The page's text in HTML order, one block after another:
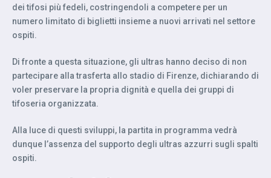
dei tifosi più fedeli, costringendoli a competere per un
numero limitato di biglietti insieme a nuovi arrivati nel settore
ospiti.
Di fronte a questa situazione, gli ultras hanno deciso di non
partecipare alla trasferta allo stadio di Firenze, dichiarando di
voler preservare la propria dignità e quella dei gruppi di
tifoseria organizzata.
Alla luce di questi sviluppi, la partita in programma vedrà
dunque l’assenza del supporto degli ultras azzurri sugli spalti
ospiti.